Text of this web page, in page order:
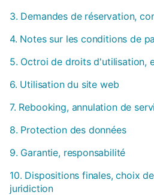
3. Demandes de réservation,
4. Notes sur les conditions de
5. Octroi de droits d'utilisation,
6. Utilisation du site web
7. Rebooking, annulation de
8. Protection des données
9. Garantie, responsabilité
10. Dispositions finales, choix
juridiction